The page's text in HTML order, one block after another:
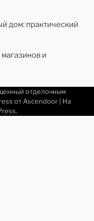
дом: практический
и
отделочным
от Ascendoor| На
.